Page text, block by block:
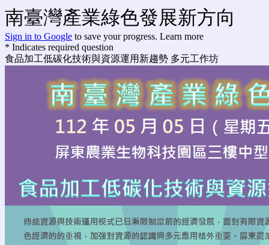
南臺灣產業綠色發展新方向
Sign in to Google to save your progress. Learn more
* Indicates required question
食品加工低碳化技術與資源運用新趨勢 多元工作坊